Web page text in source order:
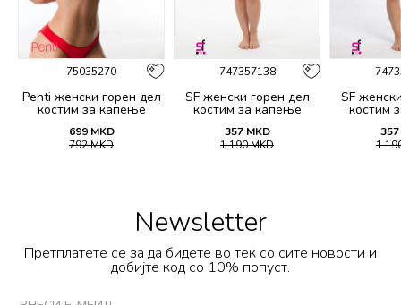
75035270
Penti женски горeн дел
костим за капење
TOP
699 MKD
792MKD
747357138
SF женски горeн дел
костим за капење
357 MKD
1.190MKD
SF
костим
357
Newsletter
Претплатете се за да бидете во тек со сите новости и
добијте код со 10% попуст.